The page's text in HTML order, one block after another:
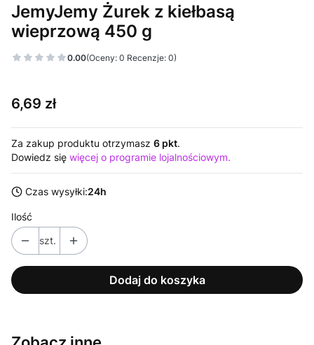
JemyJemy Żurek z kiełbasą
wieprzową 450 g
0.00(Oceny: 0 Recenzje: 0)
Cena
6,69 zł
Za zakup produktu otrzymasz 6 pkt.
Dowiedz się więcej o programie lojalnościowym.
Czas wysyłki:24h
Ilość
szt.
Dodaj do koszyka